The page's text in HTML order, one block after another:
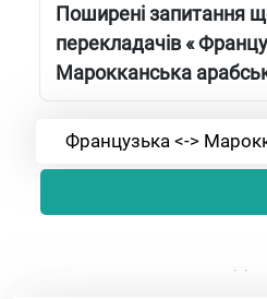
Поширені запитання
перекладачів «
Марокканська
Французька <->